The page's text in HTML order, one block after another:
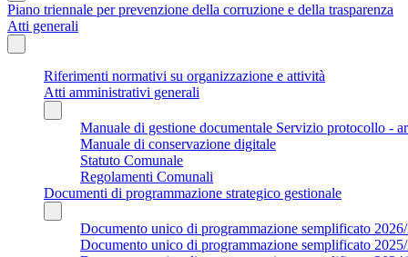
Piano triennale per prevenzione della corruzione e della trasparenza
Atti generali
Riferimenti normativi su organizzazione e attività
Atti amministrativi generali
Manuale di gestione documentale Servizio protocollo -
Manuale di conservazione digitale
Statuto Comunale
Regolamenti Comunali
Documenti di programmazione strategico gestionale
Documento unico di programmazione semplificato
Documento unico di programmazione semplificato